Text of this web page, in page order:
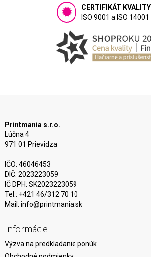
CERTIFIKÁT KVALITY
ISO 9001 a ISO 14001
Printmania s.r.o.
Lúčna 4
971 01 Prievidza
IČO: 46046453
DIČ: 2023223059
IČ DPH: SK2023223059
Tel.: +421 46/312 70 10
Mail: info@printmania.sk
Informácie
Výzva na predkladanie ponúk